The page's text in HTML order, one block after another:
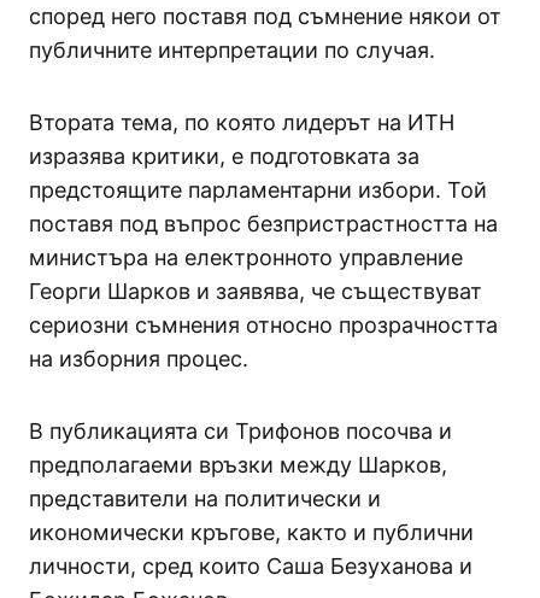
според него поставя под съмнение някои от
публичните интерпретации по случая.
Втората тема, по която лидерът на ИТН
изразява критики, е подготовката за
предстоящите парламентарни избори. Той
поставя под въпрос безпристрастността на
министъра на електронното управление
Георги Шарков и заявява, че съществуват
сериозни съмнения относно прозрачността
на изборния процес.
В публикацията си Трифонов посочва и
предполагаеми връзки между Шарков,
представители на политически и
икономически кръгове, както и публични
личности, сред които Саша Безуханова и